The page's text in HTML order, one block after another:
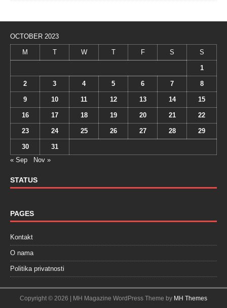
OCTOBER 2023
M T W T F S S
1
2 3 4 5 6 7 8
9 10 11 12 13 14 15
16 17 18 19 20 21 22
23 24 25 26 27 28 29
30
31
« Sep
Nov »
STATUS
PAGES
Kontakt
O nama
Politika privatnosti
Copyright © 2026 | MH Magazine WordPress Theme by MH Themes